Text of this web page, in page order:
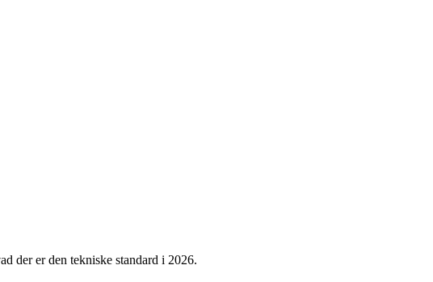
der er den tekniske standard i 2026.